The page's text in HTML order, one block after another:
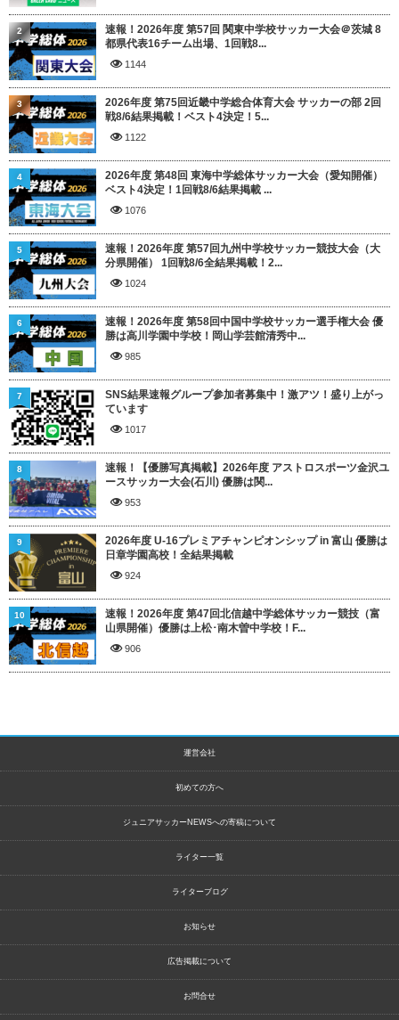
速報！2026年度 第57回 関東中学校サッカー大会＠茨城 8
都県代表16チーム出場、1回戦8...
1144
2
2026年度 第75回近畿中学総合体育大会 サッカーの部 2回
戦8/6結果掲載！ベスト4決定！5...
1122
3
2026年度 第48回 東海中学総体サッカー大会（愛知開催）
ベスト4決定！1回戦8/6結果掲載 ...
1076
4
速報！2026年度 第57回九州中学校サッカー競技大会（大
分県開催） 1回戦8/6全結果掲載！2...
1024
5
速報！2026年度 第58回中国中学校サッカー選手権大会 優
勝は高川学園中学校！岡山学芸館清秀中...
985
6
SNS結果速報グループ参加者募集中！激アツ！盛り上がっ
ています
1017
7
速報！【優勝写真掲載】2026年度 アストロスポーツ金沢ユ
ースサッカー大会(石川) 優勝は関...
953
8
2026年度 U-16プレミアチャンピオンシップ in 富山 優勝は
日章学園高校！全結果掲載
924
9
速報！2026年度 第47回北信越中学総体サッカー競技（富
山県開催）優勝は上松･南木曽中学校！F...
906
10
運営会社
初めての方へ
ジュニアサッカーNEWSへの寄稿について
ライター一覧
ライターブログ
お知らせ
広告掲載について
お問合せ